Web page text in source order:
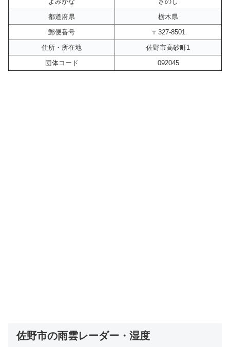
都道府県
栃木県
郵便番号
〒327-8501
住所・所在地
佐野市高砂町1
団体コード
092045
佐野市の雨雲レーダー・湿度